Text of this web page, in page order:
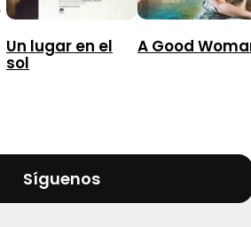
Un lugar en el
sol
A Good
Síguenos